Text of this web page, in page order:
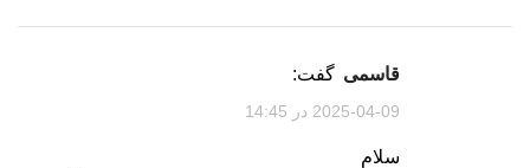
قاسمی گفت:
2025-04-09 در 14:45
سلام